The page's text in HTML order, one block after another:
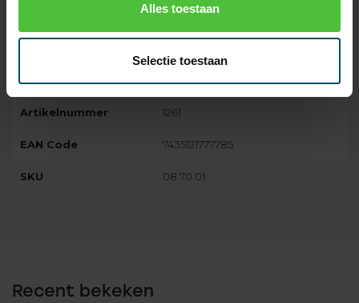
Alles toestaan
Selectie toestaan
Specificaties
Artikelnummer 1261
EAN Code 7435121777785
SKU 08 70 01
Recent bekeken